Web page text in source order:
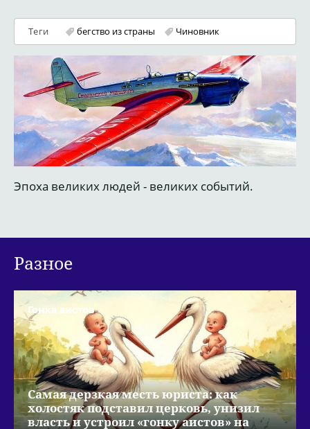
Теги бегство из страны Чиновник
событий. Неоклассическое решение для
Разное
Гонка аистов
Самая дерзкая месть юриста: как
холостяк подставил церковь, унизил
власть и устроил «гонку аистов» на